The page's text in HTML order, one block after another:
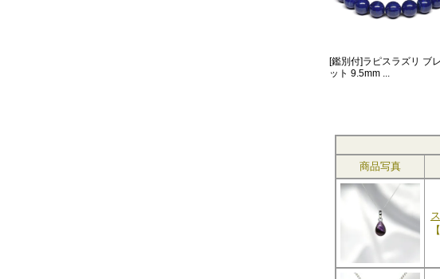
[鑑別付]ラピスラズリ ブ
ット 9.5mm ...